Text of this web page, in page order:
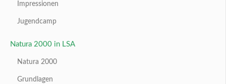
Impressionen
Jugendcamp
Natura 2000 in LSA
Natura 2000
Grundlagen